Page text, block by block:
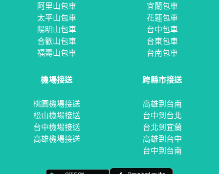
阿里山包車
太平山包車
陽明山包車
合歡山包車
福壽山包車
宜蘭包車
花蓮包車
台中包車
台東包車
台南包車
機場接送
桃園機場接送
松山機場接送
台中機場接送
高雄機場接送
跨縣市接送
高雄到台南
台中到台北
台北到宜蘭
高雄到台中
台中到台南